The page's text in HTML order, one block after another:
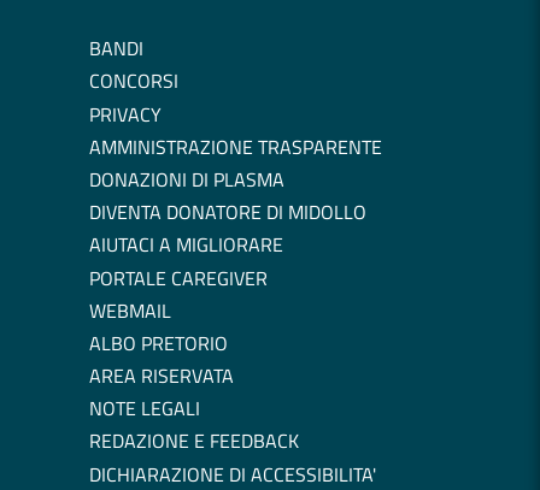
BANDI
CONCORSI
PRIVACY
AMMINISTRAZIONE TRASPARENTE
DONAZIONI DI PLASMA
DIVENTA DONATORE DI MIDOLLO
AIUTACI A MIGLIORARE
PORTALE CAREGIVER
WEBMAIL
ALBO PRETORIO
AREA RISERVATA
NOTE LEGALI
REDAZIONE E FEEDBACK
DICHIARAZIONE DI ACCESSIBILITA'